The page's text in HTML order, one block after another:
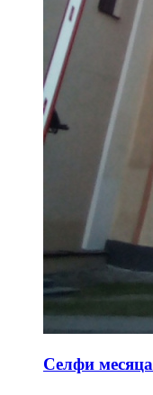
Селфи месяца